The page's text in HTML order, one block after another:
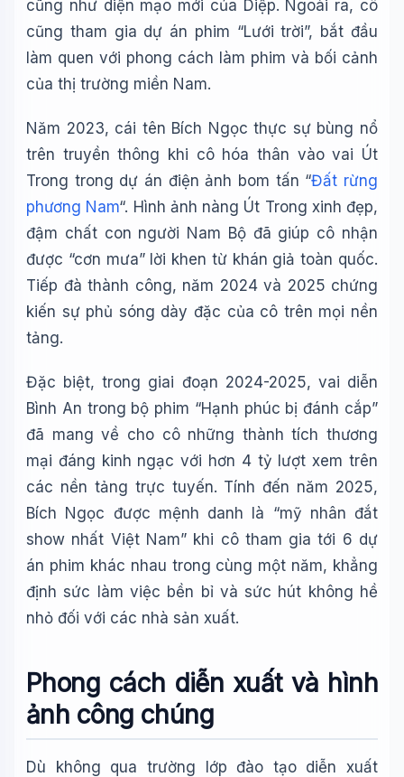
cũng như diện mạo mới của Diệp. Ngoài ra, cô
cũng tham gia dự án phim “Lưới trời”, bắt đầu
làm quen với phong cách làm phim và bối cảnh
của thị trường miền Nam.
Năm 2023, cái tên Bích Ngọc thực sự bùng nổ
trên truyền thông khi cô hóa thân vào vai Út
Trong trong dự án điện ảnh bom tấn “Đất rừng
phương Nam“. Hình ảnh nàng Út Trong xinh đẹp,
đậm chất con người Nam Bộ đã giúp cô nhận
được “cơn mưa” lời khen từ khán giả toàn quốc.
Tiếp đà thành công, năm 2024 và 2025 chứng
kiến sự phủ sóng dày đặc của cô trên mọi nền
tảng.
Đặc biệt, trong giai đoạn 2024-2025, vai diễn
Bình An trong bộ phim “Hạnh phúc bị đánh cắp”
đã mang về cho cô những thành tích thương
mại đáng kinh ngạc với hơn 4 tỷ lượt xem trên
các nền tảng trực tuyến. Tính đến năm 2025,
Bích Ngọc được mệnh danh là “mỹ nhân đắt
show nhất Việt Nam” khi cô tham gia tới 6 dự
án phim khác nhau trong cùng một năm, khẳng
định sức làm việc bền bỉ và sức hút không hề
nhỏ đối với các nhà sản xuất.
Phong cách diễn xuất và hình
ảnh công chúng
Dù không qua trường lớp đào tạo diễn xuất